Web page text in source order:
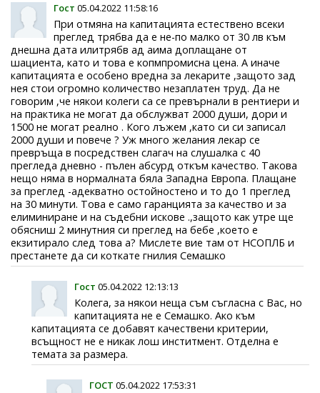
Гост 05.04.2022 11:58:16
При отмяна на капитацията естествено всеки
преглед трябва да е не-по малко от 30 лв към
днешна дата илитрябв ад аима доплащане от
шациента, като и това е копмпромисна цена. А иначе
капитацията е особено вредна за лекарите ,защото зад
нея стои огромно количество незаплатен труд. Да не
говорим ,че някои колеги са се превърнали в рентиери и
на практика не могат да обслужват 2000 души, дори и
1500 не могат реално . Кого лъжем ,като си си записал
2000 души и повече ? Уж много желания лекар се
превръща в посредствен слагач на слушалка с 40
прегледа дневно - пълен абсурд откъм качество. Такова
нещо няма в нормалната бяла Западна Европа. Плащане
за преглед -адекватно остойностено и то до 1 преглед
на 30 минути. Това е само гаранцията за качество и за
елиминиране и на съдебни искове .,защото как утре ще
обясниш 2 минутния си преглед на бебе ,което е
екзитирало след това а? Мислете вие там от НСОПЛБ и
престанете да си коткате гнилия Семашко
Гост 05.04.2022 12:13:13
Колега, за някои неща съм съгласна с Вас, но
капитацията не е Семашко. Ако към
капитацията се добавят качествени критерии,
всъщност не е никак лош инститмент. Отделна е
темата за размера.
ГОСТ 05.04.2022 17:53:31